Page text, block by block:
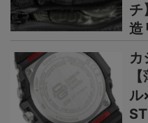
チ
造
カ
ル